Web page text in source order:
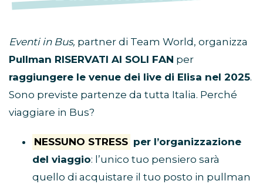
Eventi in Bus, partner di Team World, organizza
Pullman RISERVATI AI SOLI FAN per
raggiungere le venue dei live di Elisa nel 2025.
Sono previste partenze da tutta Italia. Perché
viaggiare in Bus?
NESSUNO STRESS per l’organizzazione
del viaggio: l’unico tuo pensiero sarà
quello di acquistare il tuo posto in pullman